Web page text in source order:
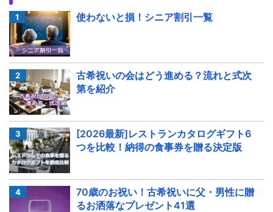
使わないと損！シニア割引一覧
古希祝いの会はどう進める？流れと式次
第を紹介
[2026最新]レストランカタログギフト6
つを比較！納得の食事券を贈る決定版
70歳のお祝い！古希祝いに父・男性に贈
るお洒落なプレゼント41選